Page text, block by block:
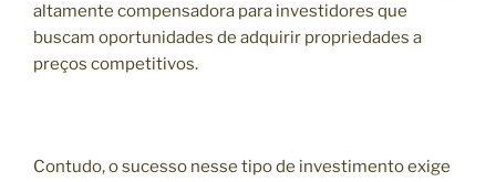
altamente compensadora para investidores que
buscam oportunidades de adquirir propriedades a
preços competitivos.
Contudo, o sucesso nesse tipo de investimento exige